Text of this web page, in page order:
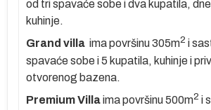
od tri spavaće sobe i dva kupatila,
kuhinje.
Grand villa ima površinu 305m2 i
spavaće sobe i 5 kupatila, kuhinje i
otvorenog bazena.
Premium Villaima površinu 500m2 i